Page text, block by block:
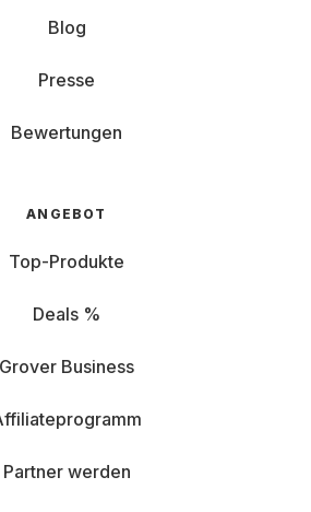
Blog
Presse
Bewertungen
ANGEBOT
Top-Produkte
Deals %
Grover Business
Partner werden